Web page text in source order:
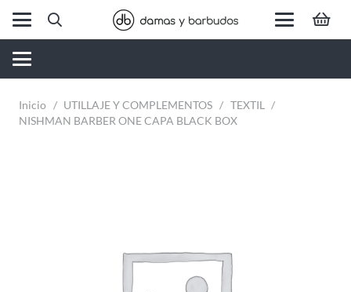
Inicio / UTILLAJE Y COMPLEMENTOS / TEXTIL
/
NISHMAN BARBER ONE CAPA BLACK BOX